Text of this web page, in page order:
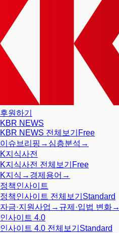
후원하기
KBR NEWS
KBR NEWS 전체보기 Free
이슈브리핑 → 심층분석 →
K지식사전
K지식사전 전체보기 Free
K지식 → 경제용어 →
정책인사이트
정책인사이트 전체보기 Standard
자금·지원사업 → 규제·입법 변화→
인사이트 4.0
인사이트 4.0 전체보기 Standard